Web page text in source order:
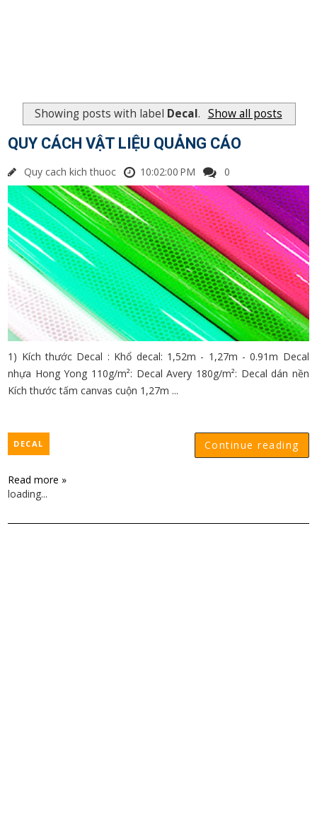
Showing posts with label Decal. Show all posts
QUY CÁCH VẬT LIỆU QUẢNG CÁO
Quy cach kich thuoc 10:02:00 PM 0
1) Kích thước Decal : Khổ decal: 1,52m - 1,27m - 0.91m Decal
nhựa Hong Yong 110g/m²: Decal Avery 180g/m²: Decal dán nền
Kích thước tấm canvas cuộn 1,27m ...
Continue reading
DECAL
Read more »
loading...